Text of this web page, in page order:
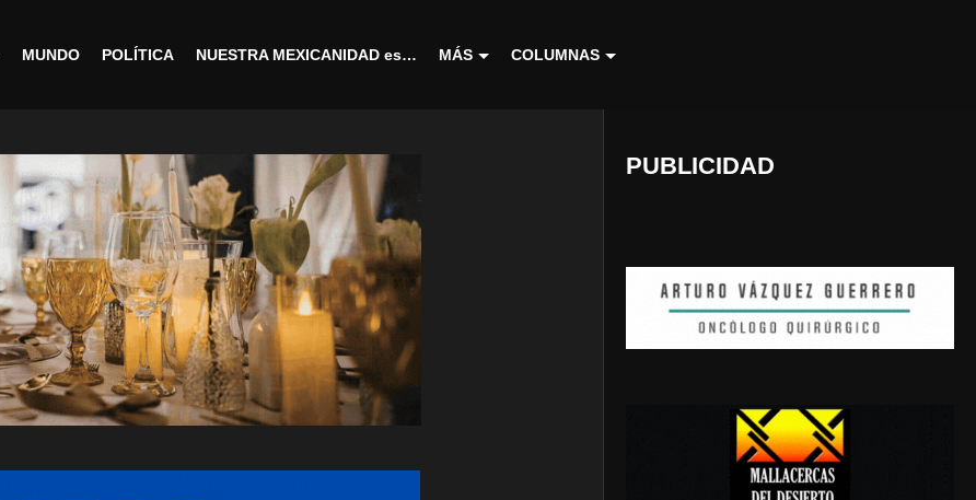
MUNDO POLÍTICA NUESTRA MEXICANIDAD es… MÁS COLUMNAS
PUBLICIDAD